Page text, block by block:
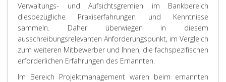
Verwaltungs- und Aufsichtsgremien im Bankbereich
diesbezügliche Praxiserfahrungen und Kenntnisse
sammeln. Daher überwiegen in diesem
ausschreibungsrelevanten Anforderungspunkt, im Vergleich
zum weiteren Mitbewerber und Ihnen, die fachspezifischen
erforderlichen Erfahrungen des Ernannten.
Im Bereich Projektmanagement waren beim ernannten